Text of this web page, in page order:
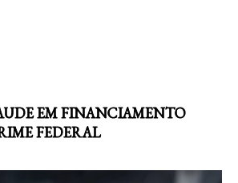
EM FINANCIAMENTO
FEDERAL